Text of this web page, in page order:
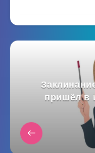
пришёл в